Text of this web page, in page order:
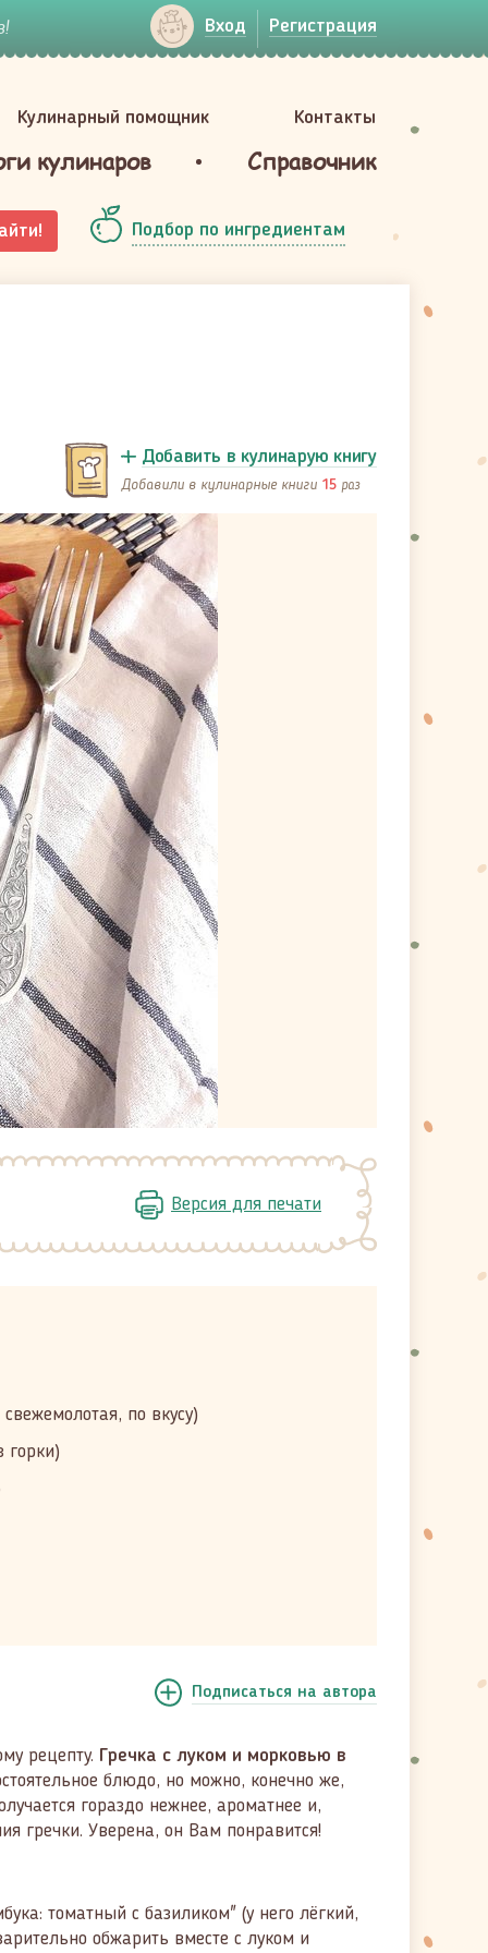
Вход Регистрация
Кулинарный помощник Контакты
кулинаров Справочник
Подбор по ингредиентам
Добавить в кулинарую книгу
Добавили в кулинарные книги 15 раз
Версия для печати
по вкусу)
горки)
Подписаться на автора
рецепту. Гречка с луком и морковью в
блюдо, но можно, конечно же,
гораздо нежнее, ароматнее и,
гречки. Уверена, он Вам понравится!
томатный с базиликом" (у него лёгкий,
обжарить вместе с луком и